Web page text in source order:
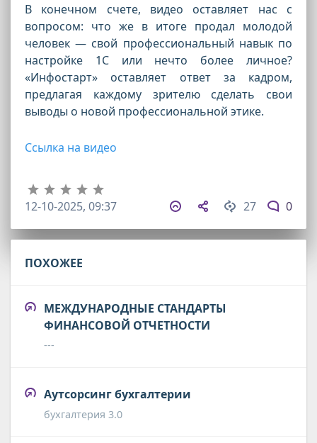
В конечном счете, видео оставляет нас с
вопросом: что же в итоге продал молодой
человек — свой профессиональный навык по
настройке 1С или нечто более личное?
«Инфостарт» оставляет ответ за кадром,
предлагая каждому зрителю сделать свои
выводы о новой профессиональной этике.
Ссылка на видео
27 0
12-10-2025, 09:37
ПОХОЖЕЕ
МЕЖДУНАРОДНЫЕ СТАНДАРТЫ
ФИНАНСОВОЙ ОТЧЕТНОСТИ
---
Аутсорсинг бухгалтерии
бухгалтерия 3.0